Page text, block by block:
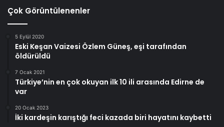
Çok Görüntülenenler
5 Eylül 2020
Eski Keşan Vaizesi Özlem Güneş, eşi tarafından
öldürüldü
7 Ocak 2021
Türkiye’nin en çok okuyan ilk 10 ili arasında Edirne de
var
20 Ocak 2023
İki kardeşin karıştığı feci kazada biri hayatını kaybetti